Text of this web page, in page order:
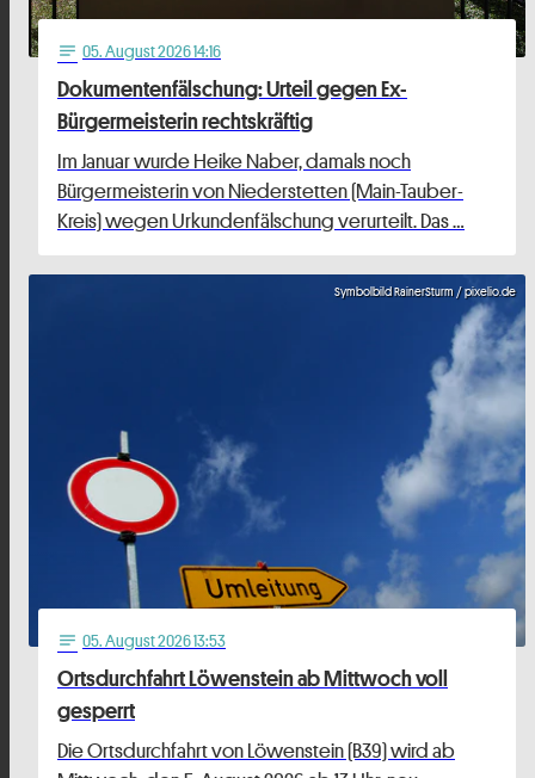
notes 05. August 2026 14:16
Dokumentenfälschung: Urteil gegen Ex-
Bürgermeisterin rechtskräftig
Im Januar wurde Heike Naber, damals noch
Bürgermeisterin von Niederstetten (Main-Tauber-
Kreis) wegen Urkundenfälschung verurteilt. Das …
Symbolbild RainerSturm / pixelio.de
notes 05. August 2026 13:53
Ortsdurchfahrt Löwenstein ab Mittwoch voll
gesperrt
Die Ortsdurchfahrt von Löwenstein (B39) wird ab